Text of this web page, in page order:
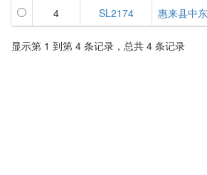
4
SL2174 惠来县中
显示第 1 到第 4 条记录，总共 4 条记录